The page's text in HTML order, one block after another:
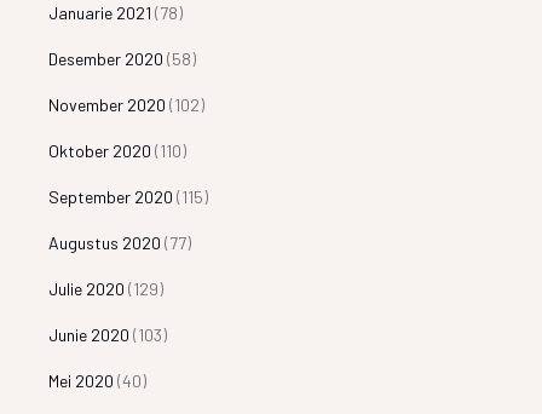
Januarie 2021 (78)
Desember 2020 (58)
November 2020 (102)
Oktober 2020 (110)
September 2020 (115)
Augustus 2020 (77)
Julie 2020 (129)
Junie 2020 (103)
Mei 2020 (40)